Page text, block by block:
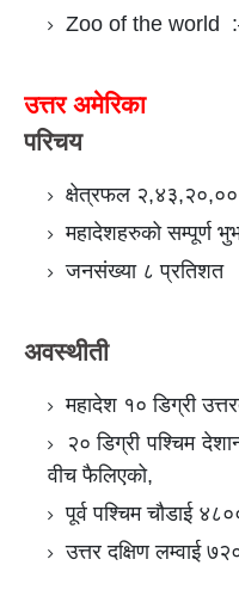
Zoo of the world :–
उत्तर अमेरिका
परिचय
क्षेत्रफल
महादेशहरुको सम्पूर्ण
जनसंख्या ८ प्रतिशत
अवस्थीती
महादेश १० डिग्री
२० डिग्री पश्चिम
वीच फैलिएको,
पूर्व पश्चिम चौडाई
उत्तर दक्षिण लम्वाई